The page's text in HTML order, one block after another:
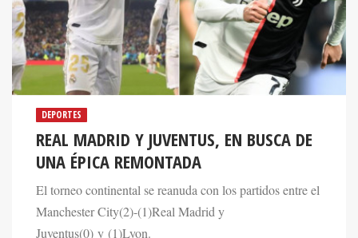
DEPORTES
REAL MADRID Y JUVENTUS, EN BUSCA DE
UNA ÉPICA REMONTADA
El torneo continental se reanuda con los partidos entre el
Manchester City(2)-(1)Real Madrid y
Juventus(0) y (1)Lyon.